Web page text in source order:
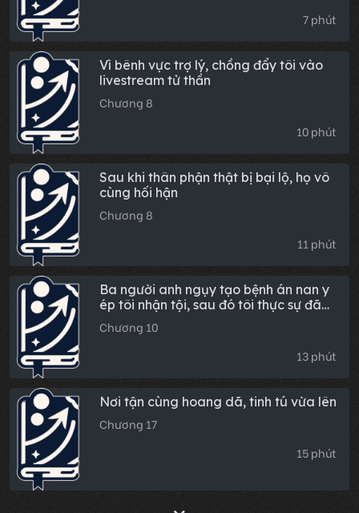
7 phút
Vì bênh vực trợ lý, chồng đẩy tôi vào
livestream tử thần
Chương 8
10 phút
Sau khi thân phận thật bị bại lộ, họ vô
cùng hối hận
Chương 8
11 phút
Ba người anh ngụy tạo bệnh án nan y
ép tôi nhận tội, sau đó tôi thực sự đã
chết
Chương 10
13 phút
Nơi tận cùng hoang dã, tinh tú vừa lên
Chương 17
15 phút